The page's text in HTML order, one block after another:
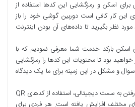
اسکن و رمزگشایی این کدها استفاده از
این کار کافی است دوربین گوشی خود را باز
نظر بگیرید تا داده‌های آن بودن اینترنت
اسکن بارکد خدمت شما معرفی نمودیم که با
بود تا محتویات این کدها را رمزگشایی
و مشکل در این زمینه برای ما یک دیدگاه
با دور شدن از دنیای کاغذی و رفتن به سمت دیجیتالی، استفاده از کدهای QR
مختلف افزایش یافته است. هر فردی برای